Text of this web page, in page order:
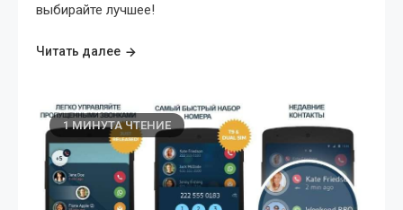
выбирайте лучшее!
Читать далее
1 МИНУТА ЧТЕНИЕ